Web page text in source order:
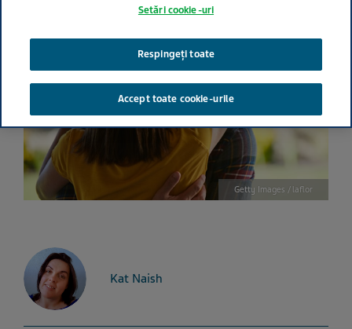
Getty Images / laflor
Kat Naish
Setări cookie-uri
Respingeți toate
Accept toate cookie-urile